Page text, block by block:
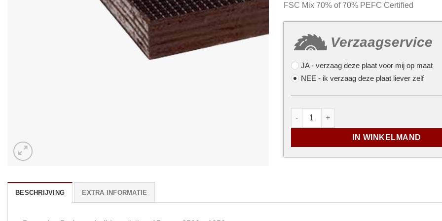
FSC Mix 70% of 70% PEFC Certified
Verzaagservice
JA- verzaag deze plaat voor mij op maat
NEE - ik verzaag deze plaat liever zelf
Betonplex Berk (1 zijde antislip) - 15mm
IN WINKELMAND
BESCHRIJVING EXTRA INFORMATIE